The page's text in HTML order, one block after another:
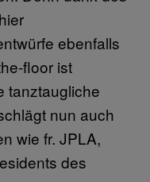
ebenfalls
floor ist
tanztaugliche
nun auch
wie fr. JPLA,
des